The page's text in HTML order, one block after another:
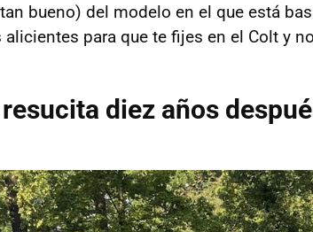
bueno) del modelo en el que está
para que te fijes en el Colt y
diez años